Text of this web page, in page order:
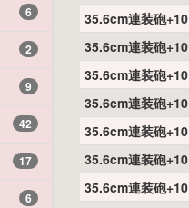
6
2
9
42
17
6
35.6cm連装砲+10
35.6cm連装砲+10
35.6cm連装砲+10
35.6cm連装砲+10
35.6cm連装砲+10
35.6cm連装砲+10
35.6cm連装砲+10